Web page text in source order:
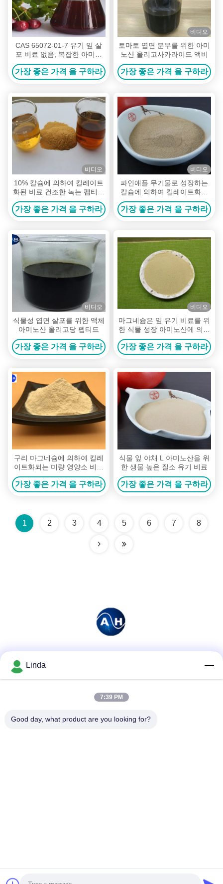
CAS 65072-01-7 유기 잎 살
포 비료 없음, 복잡한 아미노
산 50%
가장 좋은 가격 을 구하라
비디오
토마토 엽면 분무를 위한 아미
노산 올리고사카라이드 액비
가장 좋은 가격 을 구하라
비디오
10% 칼슘에 의하여 킬레이트
화된 비료 건조한 녹는 펩티드
는 유기 아미노산의 기초를 두
었습니다
가장 좋은 가격 을 구하라
비디오
파인애플 무기물로 성장하는
칼슘에 의하여 킬레이트화되
는 미량 영양소 비료 실업 수
당
가장 좋은 가격 을 구하라
비디오
식물성 엽면 살포를 위한 액체
아미노산 올리고당 펩티드
가장 좋은 가격 을 구하라
비디오
마그네슘은 잎 유기 비료를 위
한 식물 성장 아미노산에 의하
여 킬레이트화된 무기물을 자
극합니다
가장 좋은 가격 을 구하라
구리 마그네슘에 의하여 킬레
이트화되는 미량 영양소 비료
및 킬레이트화된 아연 비료
가장 좋은 가격 을 구하라
식물 잎 야채 L 아미노산을 위
한 생물 높은 질소 유기 비료
가장 좋은 가격 을 구하라
1 2 3 4 5 6 7 8
전화
Chengdu Chelation Biology Technology Co., Ltd. 모두 모든 권리
Linda
7:39 PM
Good day, what product are you looking for?